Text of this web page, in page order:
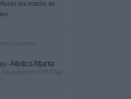
les matchs de
:
GRATUIT
- Atletico Atlanta
Nacional por LPF Play